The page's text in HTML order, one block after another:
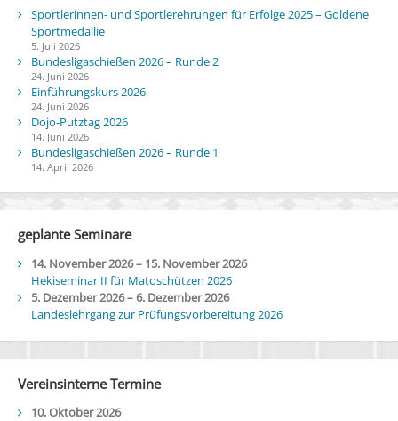
Sportlerinnen- und Sportlerehrungen für Erfolge 2025 – Goldene
Sportmedallie
5. Juli 2026
Bundesligaschießen 2026 – Runde 2
24. Juni 2026
Einführungskurs 2026
24. Juni 2026
Dojo-Putztag 2026
14. Juni 2026
Bundesligaschießen 2026 – Runde 1
14. April 2026
geplante Seminare
14. November 2026– 15. November 2026
Hekiseminar II für Matoschützen 2026
5. Dezember 2026–6. Dezember 2026
Landeslehrgang zur Prüfungsvorbereitung 2026
Vereinsinterne Termine
10. Oktober 2026